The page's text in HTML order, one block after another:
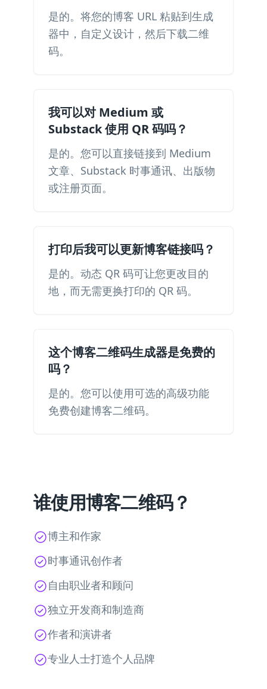
是的。将您的博客 URL 粘贴到生成
器中，自定义设计，然后下载二维
码。
我可以对 Medium 或
Substack 使用 QR 码吗？
是的。您可以直接链接到 Medium
文章、Substack 时事通讯、出版物
或注册页面。
打印后我可以更新博客链接吗？
是的。动态 QR 码可让您更改目的
地，而无需更换打印的 QR 码。
这个博客二维码生成器是免费的
吗？
是的。您可以使用可选的高级功能
免费创建博客二维码。
谁使用博客二维码？
博主和作家
时事通讯创作者
自由职业者和顾问
独立开发商和制造商
作者和演讲者
专业人士打造个人品牌